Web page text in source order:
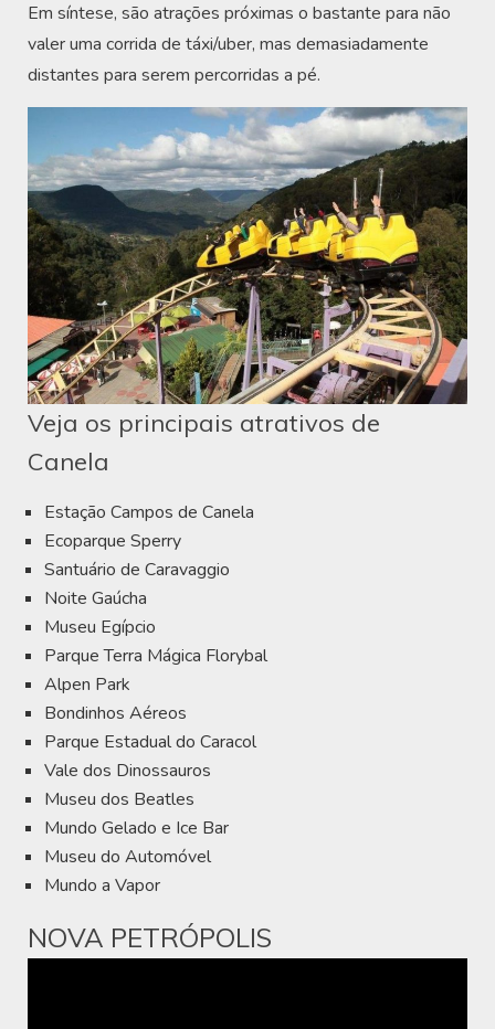
Em síntese, são atrações próximas o bastante para não
valer uma corrida de táxi/uber, mas demasiadamente
distantes para serem percorridas a pé.
Veja os principais atrativos de
Canela
Estação Campos de Canela
Ecoparque Sperry
Santuário de Caravaggio
Noite Gaúcha
Museu Egípcio
Parque Terra Mágica Florybal
Alpen Park
Bondinhos Aéreos
Parque Estadual do Caracol
Vale dos Dinossauros
Museu dos Beatles
Mundo Gelado e Ice Bar
Museu do Automóvel
Mundo a Vapor
NOVA PETRÓPOLIS